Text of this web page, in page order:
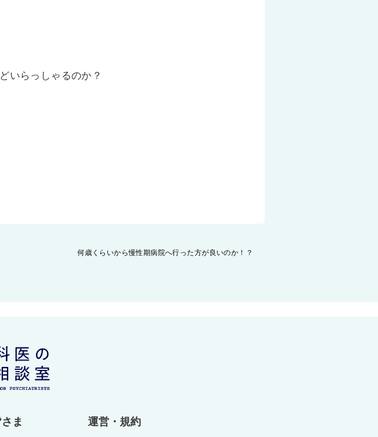
いらっしゃるのか？
何歳くらいから慢性期病院へ行った方が良いのか！？
ま 運営・規約